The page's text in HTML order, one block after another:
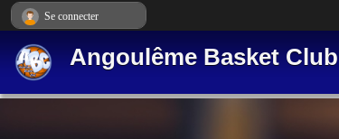
Angoulême Basket Club
Se connecter
Panneau de gestion des cookies